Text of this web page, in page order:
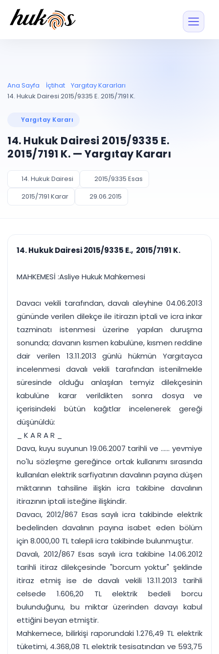
Entegrasyonu
UYAP ile otomatik
UYAP Evrak
Entegrasyonu
UETS Entegrasyonu
Tebligatları anında
Müvekkil ve taraf
Vekalet
PLANLAMA & TAKİP
Pano ve Takip
Duruşma ve görev
takvimi
Bildirim
Süreleri asla kaçırmayın
takibi
Tek panelde uçtan uca yönetim
UYAP & UETS entegrasyonundan finansa, hepsi bir arada.
Tüm özellikleri inceleyin Ücretsiz Başlayın
Blog
Ücretsiz Başlayın Giriş Yap
Ana Sayfa İçtihat
Yargıtay Kararları
14. Hukuk Dairesi 2015/9335 E. 2015/7191 K.
Yargıtay Kararı
14. Hukuk Dairesi 2015/9335 E.
2015/7191 K. — Yargıtay Kararı
14. Hukuk Dairesi
2015/9335 Esas
2015/7191 Karar
29.06.2015
14. Hukuk Dairesi 2015/9335 E., 2015/7191 K.
MAHKEMESİ :Asliye Hukuk Mahkemesi
Davacı vekili tarafından, davalı aleyhine 04.06.2013
gününde verilen dilekçe ile itirazın iptali ve icra inkar
tazminatı istenmesi üzerine yapılan duruşma
sonunda; davanın kısmen kabulüne, kısmen reddine
dair verilen 13.11.2013 günlü hükmün Yargıtayca
incelenmesi davalı vekili tarafından istenilmekle
süresinde olduğu anlaşılan temyiz dilekçesinin
kabulüne karar verildikten sonra dosya ve
içerisindeki bütün kağıtlar incelenerek gereği
düşünüldü:
_ K A R A R _
Dava, kuyu suyunun 19.06.2007 tarihli ve ...... yevmiye
no'lu sözleşme gereğince ortak kullanımı sırasında
kullanılan elektrik sarfiyatının davalının payına düşen
miktarının tahsiline ilişkin icra takibine davalının
itirazının iptali isteğine ilişkindir.
Davacı, 2012/867 Esas sayılı icra takibinde elektrik
bedelinden davalının payına isabet eden bölüm
için 8.000,00 TL talepli icra takibinde bulunmuştur.
Davalı, 2012/867 Esas sayılı icra takibine 14.06.2012
tarihli itiraz dilekçesinde "borcum yoktur" şeklinde
itiraz etmiş ise de davalı vekili 13.11.2013 tarihli
celsede 1.606,20 TL elektrik bedeli borcu
bulunduğunu, bu miktar üzerinden davayı kabul
ettiğini beyan etmiştir.
Mahkemece, bilirkişi raporundaki 1.276,49 TL elektrik
tüketimi, 4.368,08 TL elektrik tesisatından ve 593,75